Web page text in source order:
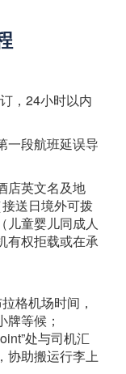
，24小时以内
一段航班延误导
店英文名及地
送日境外可拨
儿童婴儿同成人
有权拒载或在承
格机场时间，
等候；
处与司机汇
协助搬运行李上